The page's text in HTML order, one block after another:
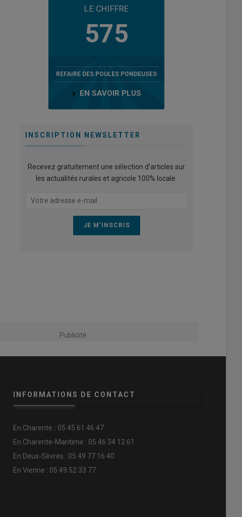
LE CHIFFRE
575
REFAIRE DES POULES PONDEUSES
EN SAVOIR PLUS
INSCRIPTION NEWSLETTER
Recevez gratuitement une sélection d’articles sur
les actualités rurales et agricole 100% locale.
Publicité
INFORMATIONS DE CONTACT
En Charente : 05 45 61 46 47
En Charente-Maritime : 05 46 34 12 61
En Deux-Sèvres : 05 49 77 16 40
En Vienne : 05 49 52 33 77